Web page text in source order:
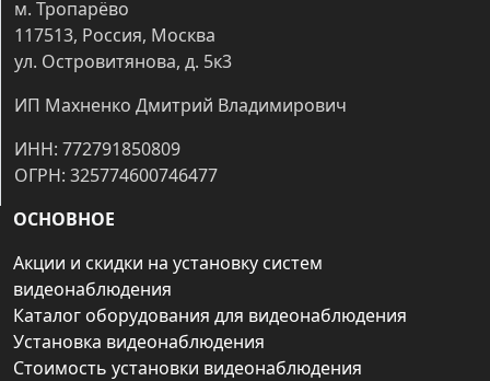
м. Тропарёво
117513, Россия, Москва
ул. Островитянова, д. 5к3
ИП Махненко Дмитрий Владимирович
ИНН: 772791850809
ОГРН: 325774600746477
ОСНОВНОЕ
Акции и скидки на установку систем
видеонаблюдения
Каталог оборудования для видеонаблюдения
Установка видеонаблюдения
Стоимость установки видеонаблюдения